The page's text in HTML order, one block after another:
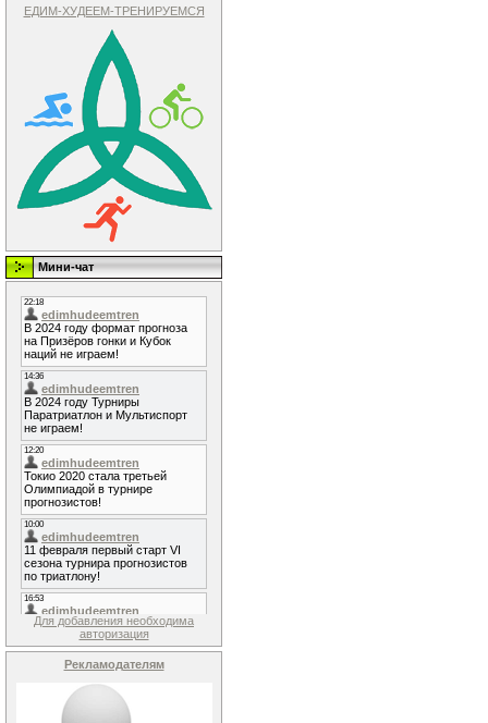
ЕДИМ-ХУДЕЕМ-ТРЕНИРУЕМСЯ
Мини-чат
Для добавления необходима
авторизация
Рекламодателям